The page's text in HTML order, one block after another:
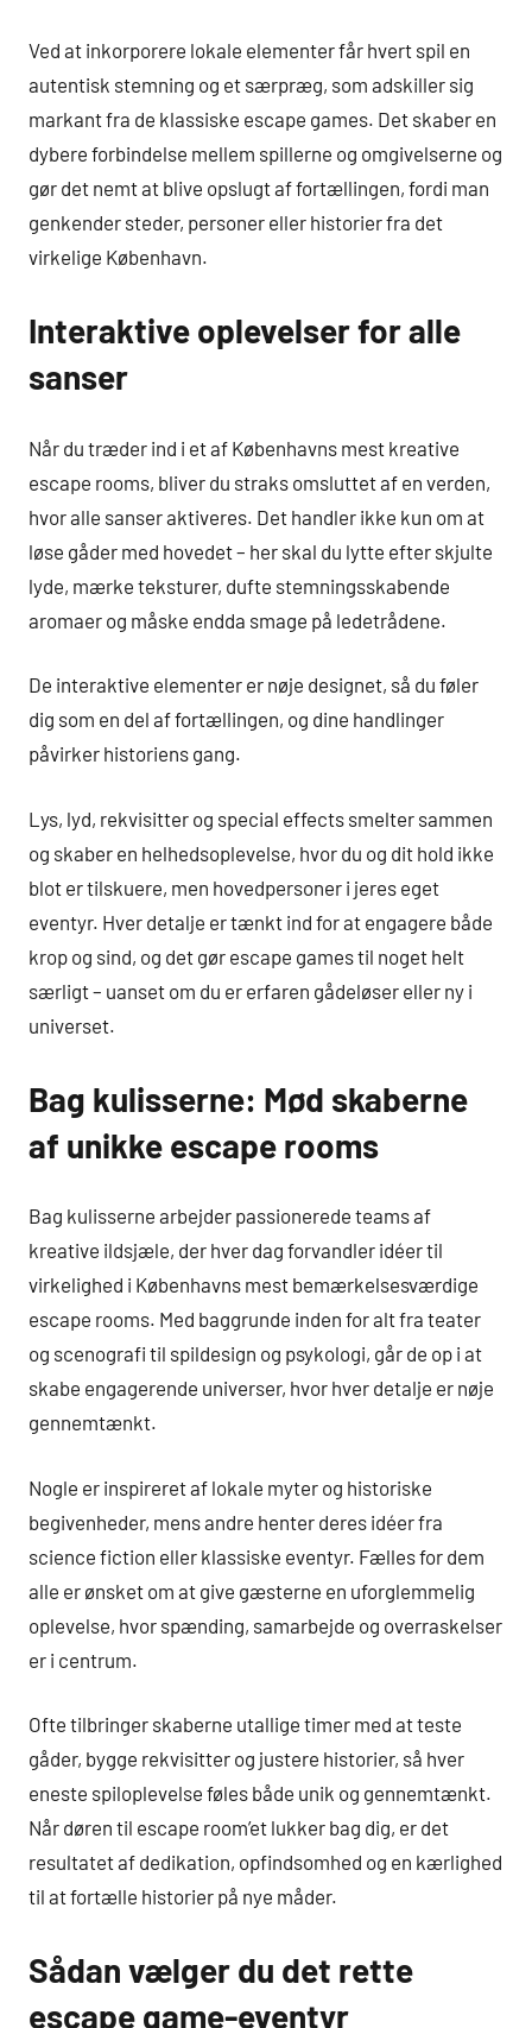
Ved at inkorporere lokale elementer får hvert spil en
autentisk stemning og et særpræg, som adskiller sig
markant fra de klassiske escape games. Det skaber en
dybere forbindelse mellem spillerne og omgivelserne og
gør det nemt at blive opslugt af fortællingen, fordi man
genkender steder, personer eller historier fra det
virkelige København.
Interaktive oplevelser for alle
sanser
Når du træder ind i et af Københavns mest kreative
escape rooms, bliver du straks omsluttet af en verden,
hvor alle sanser aktiveres. Det handler ikke kun om at
løse gåder med hovedet – her skal du lytte efter skjulte
lyde, mærke teksturer, dufte stemningsskabende
aromaer og måske endda smage på ledetrådene.
De interaktive elementer er nøje designet, så du føler
dig som en del af fortællingen, og dine handlinger
påvirker historiens gang.
Lys, lyd, rekvisitter og special effects smelter sammen
og skaber en helhedsoplevelse, hvor du og dit hold ikke
blot er tilskuere, men hovedpersoner i jeres eget
eventyr. Hver detalje er tænkt ind for at engagere både
krop og sind, og det gør escape games til noget helt
særligt – uanset om du er erfaren gådeløser eller ny i
universet.
Bag kulisserne: Mød skaberne
af unikke escape rooms
Bag kulisserne arbejder passionerede teams af
kreative ildsjæle, der hver dag forvandler idéer til
virkelighed i Københavns mest bemærkelsesværdige
escape rooms. Med baggrunde inden for alt fra teater
og scenografi til spildesign og psykologi, går de op i at
skabe engagerende universer, hvor hver detalje er nøje
gennemtænkt.
Nogle er inspireret af lokale myter og historiske
begivenheder, mens andre henter deres idéer fra
science fiction eller klassiske eventyr. Fælles for dem
alle er ønsket om at give gæsterne en uforglemmelig
oplevelse, hvor spænding, samarbejde og overraskelser
er i centrum.
Ofte tilbringer skaberne utallige timer med at teste
gåder, bygge rekvisitter og justere historier, så hver
eneste spiloplevelse føles både unik og gennemtænkt.
Når døren til escape room’et lukker bag dig, er det
resultatet af dedikation, opfindsomhed og en kærlighed
til at fortælle historier på nye måder.
Sådan vælger du det rette
escape game-eventyr